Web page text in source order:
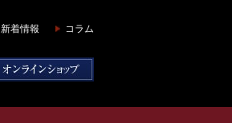
新着情報 コラム